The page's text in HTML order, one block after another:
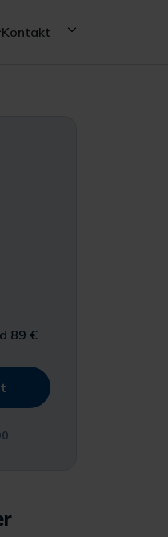
Kontakt
89 €